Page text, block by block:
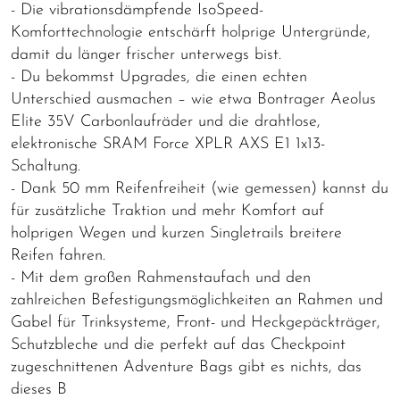
- Die vibrationsdämpfende IsoSpeed-
Komforttechnologie entschärft holprige Untergründe,
damit du länger frischer unterwegs bist.
- Du bekommst Upgrades, die einen echten
Unterschied ausmachen – wie etwa Bontrager Aeolus
Elite 35V Carbonlaufräder und die drahtlose,
elektronische SRAM Force XPLR AXS E1 1x13-
Schaltung.
- Dank 50 mm Reifenfreiheit (wie gemessen) kannst du
für zusätzliche Traktion und mehr Komfort auf
holprigen Wegen und kurzen Singletrails breitere
Reifen fahren.
- Mit dem großen Rahmenstaufach und den
zahlreichen Befestigungsmöglichkeiten an Rahmen und
Gabel für Trinksysteme, Front- und Heckgepäckträger,
Schutzbleche und die perfekt auf das Checkpoint
zugeschnittenen Adventure Bags gibt es nichts, das
dieses B